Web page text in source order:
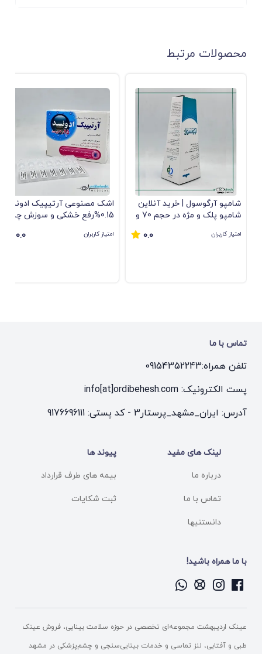
محصولات مرتبط
شامپو آرگوسول | خرید آنلاین
شامپو پلک و مژه در حجم 70 و
امتیاز کاربران 0.0
اشک مصنوعی آرتیپیک ادونسد
0.15%رفع خشکی و سوزش چشم
امتیاز کاربران 0.0
تماس با ما
تلفن همراه:09154352243
پست الکترونیک: info[at]ordibehesh.com
آدرس: ایران_مشهد_پرستار3 - کد پستی: 9176696111
لینک های مفید
درباره ما
تماس با ما
دانستنیها
پیوند ها
بیمه های طرف قرارداد
ثبت شکایات
با ما همراه باشید!
عینک اردیبهشت مجموعه‌ای تخصصی در حوزه سلامت بینایی، فروش عینک
طبی و آفتابی، لنز تماسی و خدمات بینایی‌سنجی و چشم‌پزشکی در مشهد